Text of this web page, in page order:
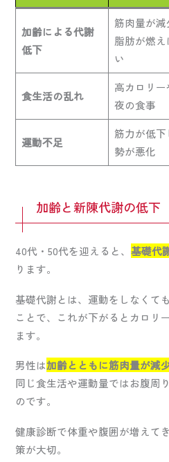
加齢による代謝
低下
筋肉量が減
脂肪が燃え
い
食生活の乱れ
高カロリー
夜の食事
運動不足
筋力が低下
勢が悪化
加齢と新陳代謝の低下
40代・50代を迎えると、基礎代
ります。
基礎代謝とは、運動をしなくて
ことで、これが下がるとカロリ
ます。
男性は加齢とともに筋肉量が減
同じ食生活や運動量ではお腹周
のです。
健康診断で体重や腹囲が増えて
策が大切。